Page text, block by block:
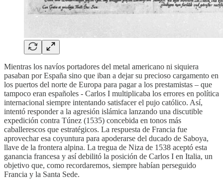
Mientras los navíos portadores del metal americano ni siquiera
pasaban por España sino que iban a dejar su precioso cargamento en
los puertos del norte de Europa para pagar a los prestamistas – que
tampoco eran españoles - Carlos I multiplicaba los errores en política
internacional siempre intentando satisfacer el pujo católico. Así,
intentó responder a la agresión islámica lanzando una discutible
expedición contra Túnez (1535) concebida en tonos más
caballerescos que estratégicos. La respuesta de Francia fue
aprovechar esa coyuntura para apoderarse del ducado de Saboya,
llave de la frontera alpina. La tregua de Niza de 1538 aceptó esta
ganancia francesa y así debilitó la posición de Carlos I en Italia, un
objetivo que, como recordaremos, siempre habían perseguido
Francia y la Santa Sede.